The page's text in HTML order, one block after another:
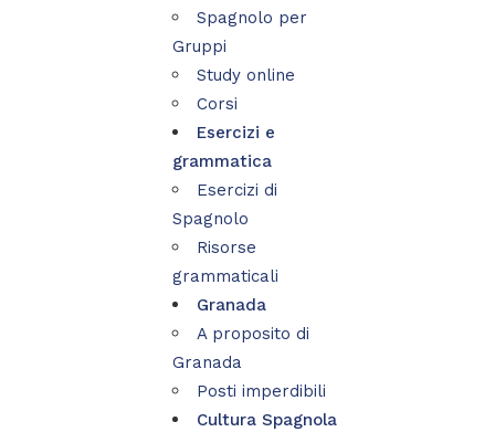
Spagnolo per
Gruppi
Study online
Corsi
Esercizi e
grammatica
Esercizi di
Spagnolo
Risorse
grammaticali
Granada
A proposito di
Granada
Posti imperdibili
Cultura Spagnola